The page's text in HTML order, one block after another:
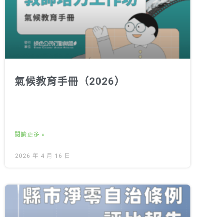
氣候教育手冊（2026）
閱讀更多 »
2026 年 4 月 16 日